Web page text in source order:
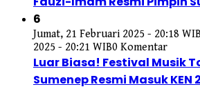
6
Jumat, 21 Februari 2025 - 20:18 WIB
2025 - 20:21 WIB0 Komentar
Luar Biasa! Festival Musik
Sumenep Resmi Masuk KEN